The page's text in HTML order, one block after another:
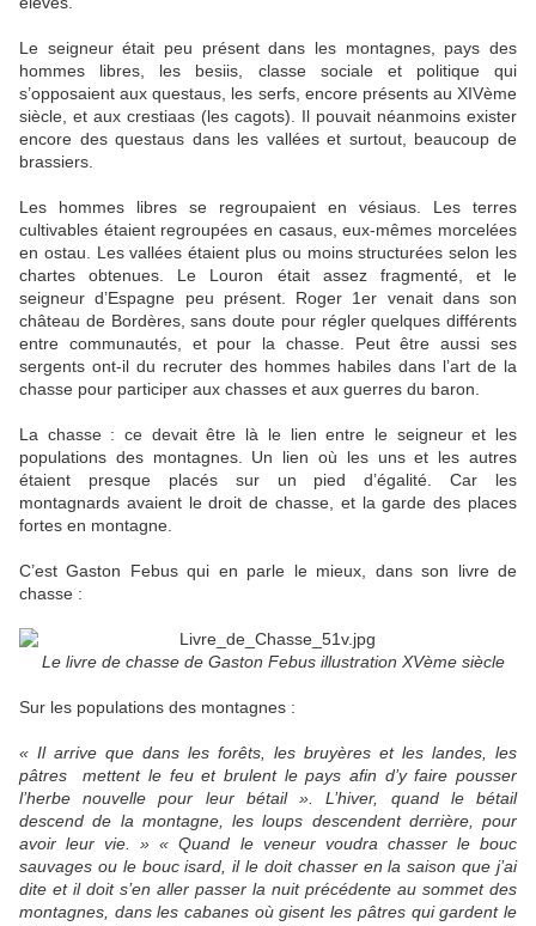
Le seigneur était peu présent dans les montagnes, pays des
hommes libres, les besiis, classe sociale et politique qui
s’opposaient aux questaus, les serfs, encore présents au XIVème
siècle, et aux crestiaas (les cagots). Il pouvait néanmoins exister
encore des questaus dans les vallées et surtout, beaucoup de
brassiers.
Les hommes libres se regroupaient en vésiaus. Les terres
cultivables étaient regroupées en casaus, eux-mêmes morcelées
en ostau. Les vallées étaient plus ou moins structurées selon les
chartes obtenues. Le Louron était assez fragmenté, et le
seigneur d’Espagne peu présent. Roger 1er venait dans son
château de Bordères, sans doute pour régler quelques différents
entre communautés, et pour la chasse. Peut être aussi ses
sergents ont-il du recruter des hommes habiles dans l’art de la
chasse pour participer aux chasses et aux guerres du baron.
La chasse : ce devait être là le lien entre le seigneur et les
populations des montagnes. Un lien où les uns et les autres
étaient presque placés sur un pied d’égalité. Car les
montagnards avaient le droit de chasse, et la garde des places
fortes en montagne.
C’est Gaston Febus qui en parle le mieux, dans son livre de
chasse :
Le livre de chasse de Gaston Febus illustration XVème siècle
Sur les populations des montagnes :
« Il arrive que dans les forêts, les bruyères et les landes, les
pâtres mettent le feu et brulent le pays afin d’y faire pousser
l’herbe nouvelle pour leur bétail ». L’hiver, quand le bétail
descend de la montagne, les loups descendent derrière, pour
avoir leur vie. » « Quand le veneur voudra chasser le bouc
sauvages ou le bouc isard, il le doit chasser en la saison que j’ai
dite et il doit s’en aller passer la nuit précédente au sommet des
montagnes, dans les cabanes où gisent les pâtres qui gardent le